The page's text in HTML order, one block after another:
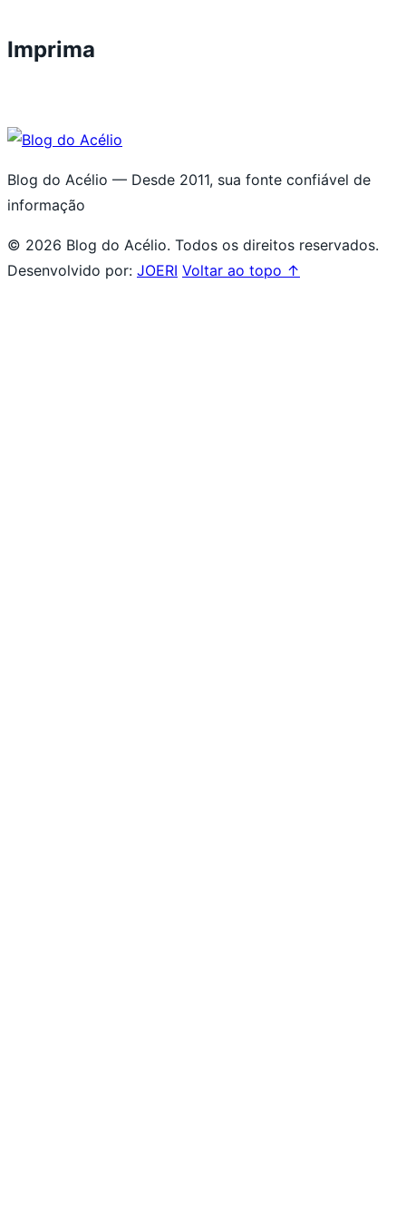
Imprima
Blog do Acélio — Desde 2011, sua fonte confiável de
informação
© 2026 Blog do Acélio. Todos os direitos reservados.
Desenvolvido por: JOERI Voltar ao topo ↑